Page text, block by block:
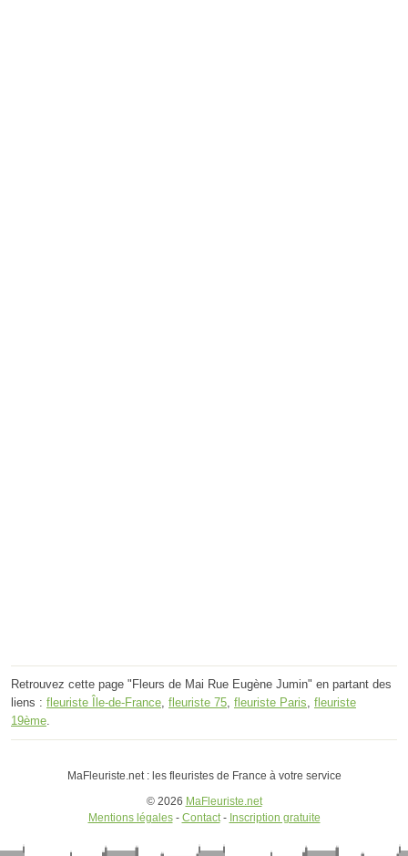
Retrouvez cette page "Fleurs de Mai Rue Eugène Jumin" en partant des
liens : fleuriste Île-de-France fleuriste 75 fleuriste Paris fleuriste
19ème
MaFleuriste.net : les fleuristes de France à votre service
© 2026 MaFleuriste.net
Mentions légales- Contact- Inscription gratuite